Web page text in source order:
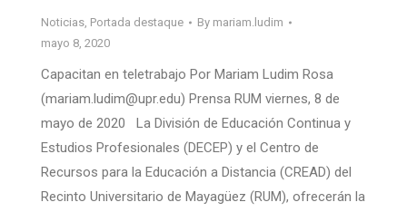
Noticias, Portada destaque By mariam.ludim
mayo 8, 2020
Capacitan en teletrabajo Por Mariam Ludim Rosa
(mariam.ludim@upr.edu) Prensa RUM viernes, 8 de
mayo de 2020 La División de Educación Continua y
Estudios Profesionales (DECEP) y el Centro de
Recursos para la Educación a Distancia (CREAD) del
Recinto Universitario de Mayagüez (RUM), ofrecerán la